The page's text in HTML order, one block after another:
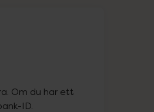
Om du har ett
ID.